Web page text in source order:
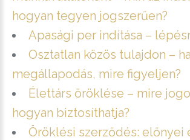
hogyan tegyen jogszerűen?
Apasági per indítása –
Osztatlan közös tulajdon –
megállapodás, mire figyeljen?
Élettárs öröklése – mire
hogyan biztosíthatja?
Öröklési szerződés: előnyei